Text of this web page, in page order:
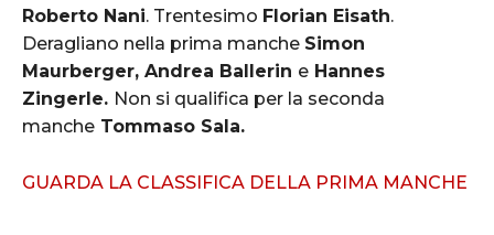
Roberto Nani. Trentesimo Florian Eisath.
Deragliano nella prima manche Simon
Maurberger, Andrea Ballerin e Hannes
Zingerle. Non si qualifica per la seconda
manche Tommaso Sala.
GUARDA LA CLASSIFICA DELLA PRIMA MANCHE